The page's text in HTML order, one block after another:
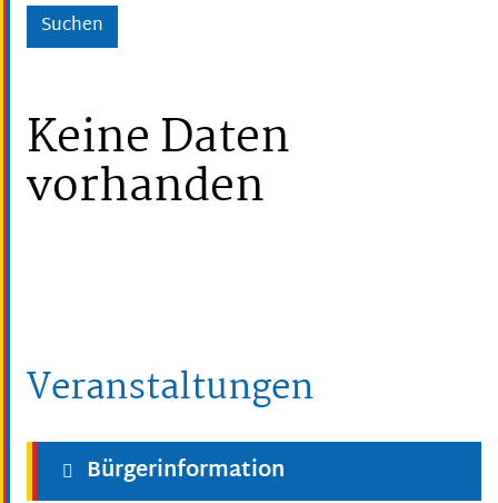
Keine Daten
vorhanden
Veranstaltungen
Bürgerinformation